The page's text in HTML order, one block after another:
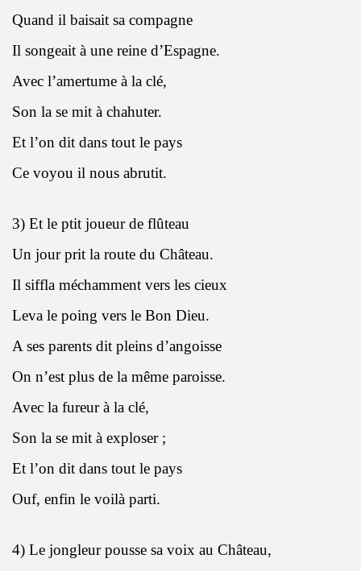
Quand il baisait sa compagne
Il songeait à une reine d’Espagne.
Avec l’amertume à la clé,
Son la se mit à chahuter.
Et l’on dit dans tout le pays
Ce voyou il nous abrutit.
3) Et le ptit joueur de flûteau
Un jour prit la route du Château.
Il siffla méchamment vers les cieux
Leva le poing vers le Bon Dieu.
A ses parents dit pleins d’angoisse
On n’est plus de la même paroisse.
Avec la fureur à la clé,
Son la se mit à exploser ;
Et l’on dit dans tout le pays
Ouf, enfin le voilà parti.
4) Le jongleur pousse sa voix au Château,